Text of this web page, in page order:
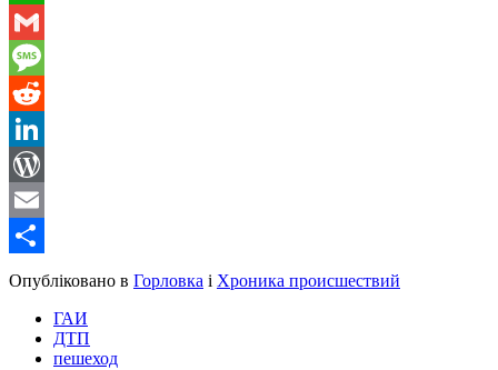
WhatsApp
Gmail
Message
Reddit
LinkedIn
WordPress
Email
Share
Опубліковано в Горловка і Хроника происшествий
ГАИ
ДТП
пешеход